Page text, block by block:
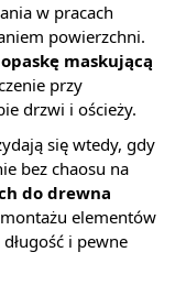
w pracach
powierzchni.
opaskę maskującą
przy
drzwi i ościeży.
się wtedy, gdy
bez chaosu na
do drewna
elementów
i pewne